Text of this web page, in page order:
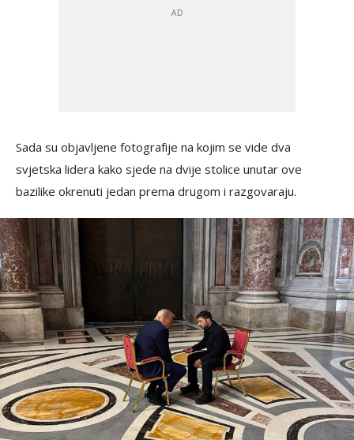
Sada su objavljene fotografije na kojim se vide dva
svjetska lidera kako sjede na dvije stolice unutar ove
bazilike okrenuti jedan prema drugom i razgovaraju.